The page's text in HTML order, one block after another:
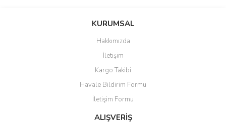
KURUMSAL
Hakkımızda
İletişim
Kargo Takibi
Havale Bildirim Formu
İletişim Formu
ALIŞVERİŞ